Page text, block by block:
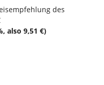
des
, also 9,51 €)